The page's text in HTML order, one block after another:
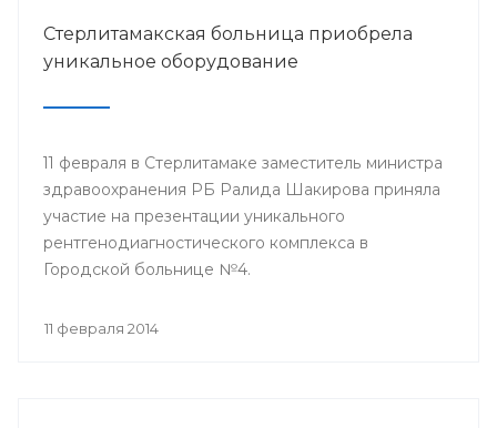
Стерлитамакская больница приобрела
уникальное оборудование
11 февраля в Стерлитамаке заместитель министра
здравоохранения РБ Ралида Шакирова приняла
участие на презентации уникального
рентгенодиагностического комплекса в
Городской больнице №4.
11 февраля 2014